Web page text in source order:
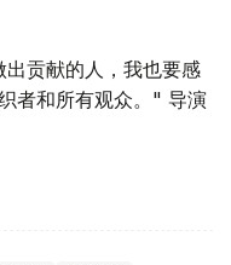
贡献的人，我也要感
者和所有观众。" 导演